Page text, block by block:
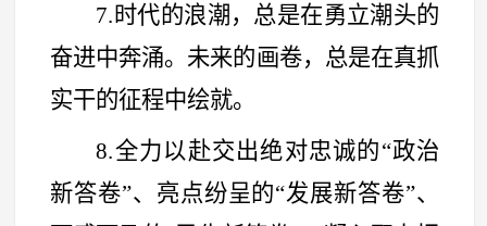
7.时代的浪潮，总是在勇立潮头的
奋进中奔涌。未来的画卷，总是在真抓
实干的征程中绘就。
8.全力以赴交出绝对忠诚的“政治
新答卷”、亮点纷呈的“发展新答卷”、